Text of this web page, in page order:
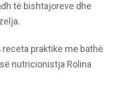
të bishtajoreve dhe
praktike me bathë
nutricionistja Rolina